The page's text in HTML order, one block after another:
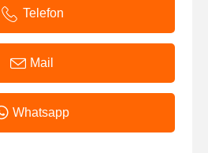
Telefon
Mail
Whatsapp